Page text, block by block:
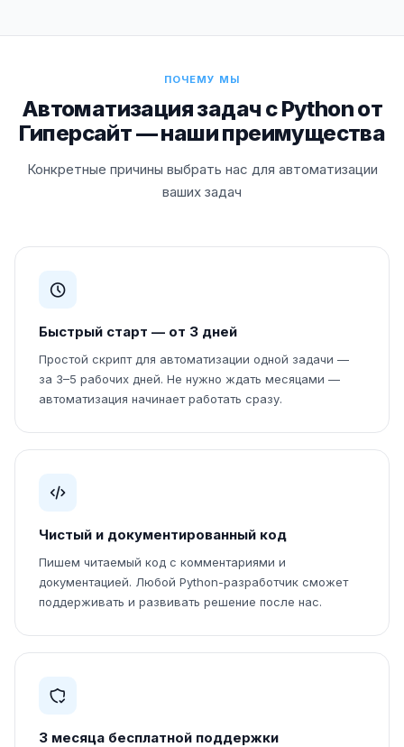
ПОЧЕМУ МЫ
Автоматизация задач с Python от
Гиперсайт — наши преимущества
Конкретные причины выбрать нас для автоматизации
ваших задач
Быстрый старт — от 3 дней
Простой скрипт для автоматизации одной задачи —
за 3–5 рабочих дней. Не нужно ждать месяцами —
автоматизация начинает работать сразу.
Чистый и документированный код
Пишем читаемый код с комментариями и
документацией. Любой Python-разработчик сможет
поддерживать и развивать решение после нас.
3 месяца бесплатной поддержки